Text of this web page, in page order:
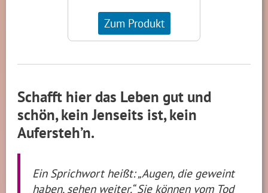
Zum Produkt
Schafft hier das Leben gut und
schön, kein Jenseits ist, kein
Aufersteh’n.
Ein Sprichwort heißt: „Augen, die geweint
haben, sehen weiter.“ Sie können vom Tod